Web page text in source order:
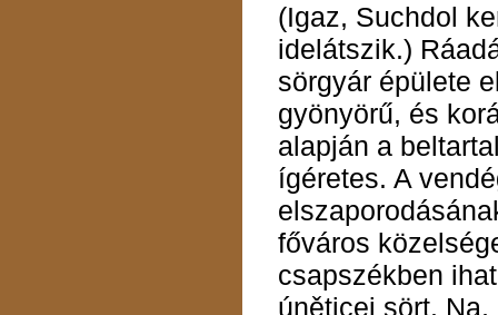
(Igaz, Suchdol
idelátszik.)
sörgyár épülete
gyönyörű, és
alapján a
ígéretes. A
főváros
csapszékben
úněticei sört.